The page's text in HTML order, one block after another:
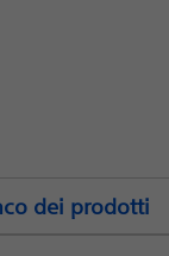
dei prodotti